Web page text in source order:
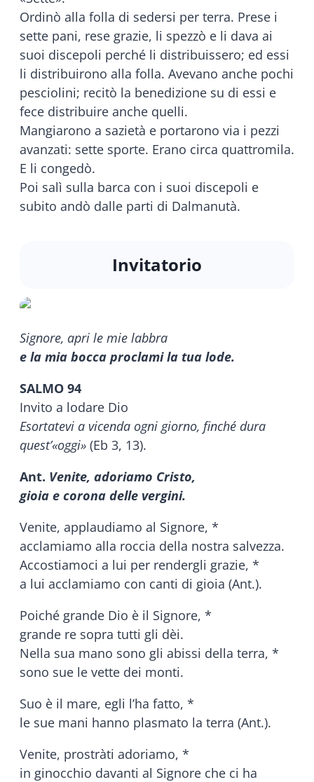
Ordinò alla folla di sedersi per terra. Prese i
sette pani, rese grazie, li spezzò e li dava ai
suoi discepoli perché li distribuissero; ed essi
li distribuirono alla folla. Avevano anche pochi
pesciolini; recitò la benedizione su di essi e
fece distribuire anche quelli.
Mangiarono a sazietà e portarono via i pezzi
avanzati: sette sporte. Erano circa quattromila.
E li congedò.
Poi salì sulla barca con i suoi discepoli e
subito andò dalle parti di Dalmanutà.
Invitatorio
Signore, apri le mie labbra
e la mia bocca proclami la tua lode.
SALMO 94
Invito a lodare Dio
Esortatevi a vicenda ogni giorno, finché dura
quest’«oggi» (Eb 3, 13).
Ant. Venite, adoriamo Cristo,
gioia e corona delle vergini.
Venite, applaudiamo al Signore, *
acclamiamo alla roccia della nostra salvezza.
Accostiamoci a lui per rendergli grazie, *
a lui acclamiamo con canti di gioia (Ant.).
Poiché grande Dio è il Signore, *
grande re sopra tutti gli dèi.
Nella sua mano sono gli abissi della terra, *
sono sue le vette dei monti.
Suo è il mare, egli l’ha fatto, *
le sue mani hanno plasmato la terra (Ant.).
Venite, prostràti adoriamo, *
in ginocchio davanti al Signore che ci ha